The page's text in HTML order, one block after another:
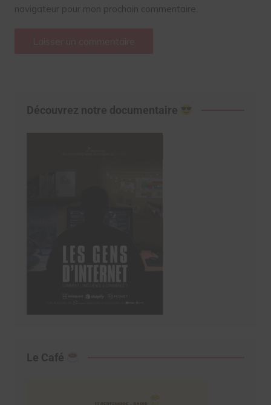
navigateur pour mon prochain commentaire.
Découvrez notre documentaire
Le Café